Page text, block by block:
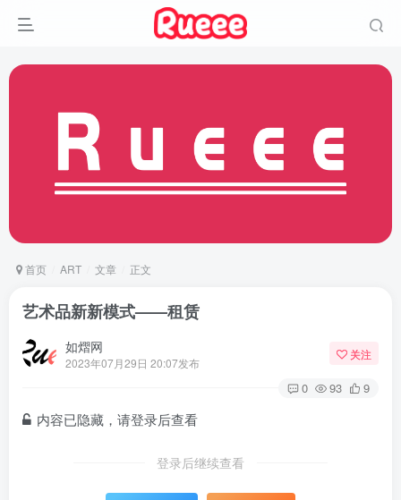
首页 ART 文章 正文
艺术品新新模式——租赁
如熠网
2023年07月29日 20:07发布
关注
0 93 9
内容已隐藏，请登录后查看
登录后继续查看